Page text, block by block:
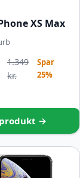
XS Max
1.349
kr.
Spar
25%
→